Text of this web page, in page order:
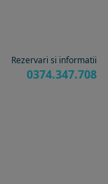
Rezervari si informatii
0374.347.708